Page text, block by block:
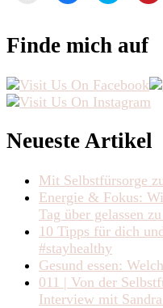
neuem
Fenster
teilen
(Wird
Fenster
geöffnet)
teilen
(Wird
Fenster
geöffnet)
Finde mich auf
Neueste Artikel
Mit Selbstfürsorge
Energie & Fokus:
Tag über gelassen
10 Tipps für dich
#stayhealthy
Gesund essen:
011 | Von der
Interview mit